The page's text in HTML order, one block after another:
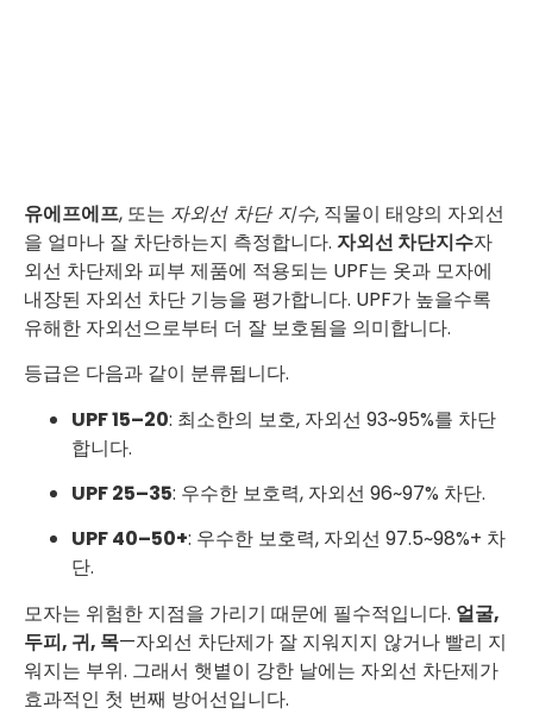
유에프에프, 또는 자외선 차단 지수, 직물이 태양의 자외선
을 얼마나 잘 차단하는지 측정합니다. 자외선 차단지수자
외선 차단제와 피부 제품에 적용되는 UPF는 옷과 모자에
내장된 자외선 차단 기능을 평가합니다. UPF가 높을수록
유해한 자외선으로부터 더 잘 보호됨을 의미합니다.
등급은 다음과 같이 분류됩니다.
UPF 15–20: 최소한의 보호, 자외선 93~95%를 차단
합니다.
UPF 25–35: 우수한 보호력, 자외선 96~97% 차단.
UPF 40–50+: 우수한 보호력, 자외선 97.5~98%+ 차
단.
모자는 위험한 지점을 가리기 때문에 필수적입니다. 얼굴,
두피, 귀, 목—자외선 차단제가 잘 지워지지 않거나 빨리 지
워지는 부위. 그래서 햇볕이 강한 날에는 자외선 차단제가
효과적인 첫 번째 방어선입니다.